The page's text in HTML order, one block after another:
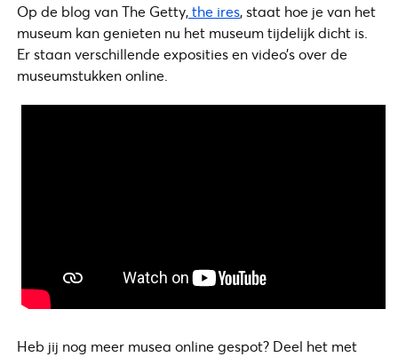
Op de blog van The Getty,the ires, staat hoe je van het
museum kan genieten nu het museum tijdelijk dicht is.
Er staan verschillende exposities en video’s over de
museumstukken online.
Heb jij nog meer musea online gespot? Deel het met